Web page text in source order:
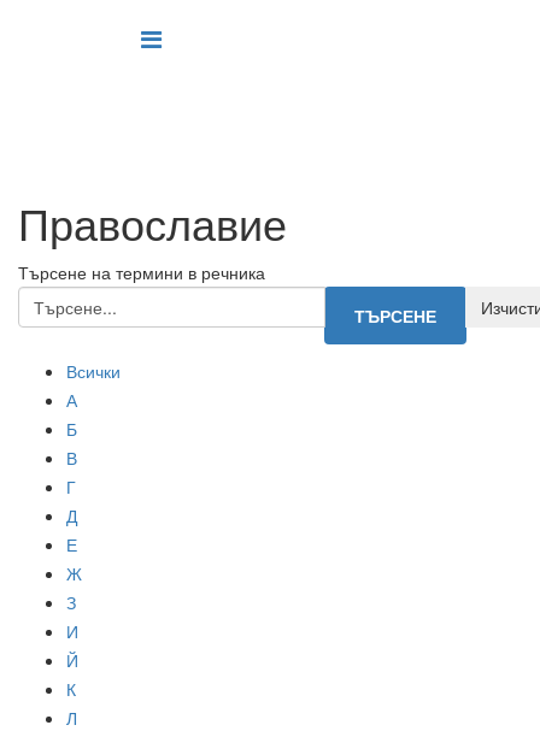
Православие
Търсене на термини в речника
Всички
А
Б
В
Г
Д
Е
Ж
З
И
Й
К
Л